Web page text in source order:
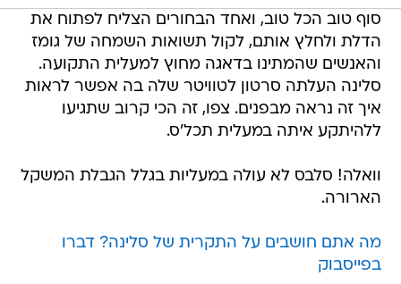
סוף טוב הכל טוב, ואחד הבחורים הצליח לפתוח את
הדלת ולחלץ אותם, לקול תשואות השמחה של גומז
והאנשים שהמתינו בדאגה מחוץ למעלית התקועה.
סלינה העלתה סרטון לטוויטר שלה בה אפשר לראות
איך זה נראה מבפנים. צפו, זה הכי קרוב שתגיעו
ללהיתקע איתה במעלית תכל'ס.
וואלה! סלבס לא עולה במעליות בגלל הגבלת המשקל
הארורה.
מה אתם חושבים על התקרית של סלינה? דברו
בפייסבוק